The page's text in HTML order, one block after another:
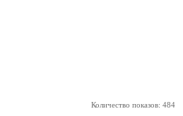
Количество показов: 484